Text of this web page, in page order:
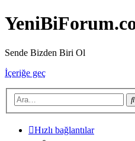
Sende Bizden Biri Ol
İçeriğe geç
Hızlı bağlantılar